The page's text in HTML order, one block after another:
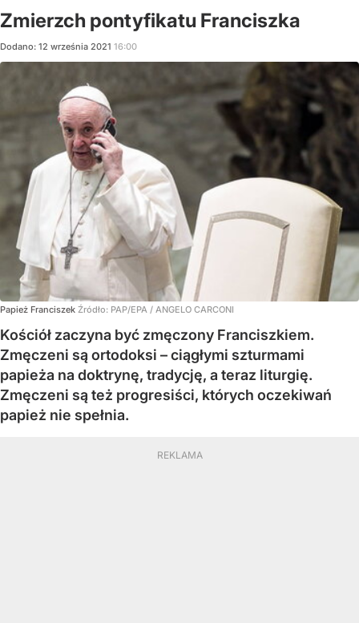
Zmierzch pontyfikatu Franciszka
Dodano: 12 września 2021 16:00
Papież Franciszek Źródło: PAP/EPA / ANGELO CARCONI
Kościół zaczyna być zmęczony Franciszkiem.
Zmęczeni są ortodoksi – ciągłymi szturmami
papieża na doktrynę, tradycję, a teraz liturgię.
Zmęczeni są też progresiści, których oczekiwań
papież nie spełnia.